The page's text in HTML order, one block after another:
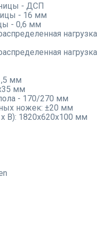
- ДСП
- 16 мм
- 0,6 мм
нагрузка
нагрузка
мм
мм
- 170/270 мм
ножек: ±20 мм
В): 1820х620х100 мм